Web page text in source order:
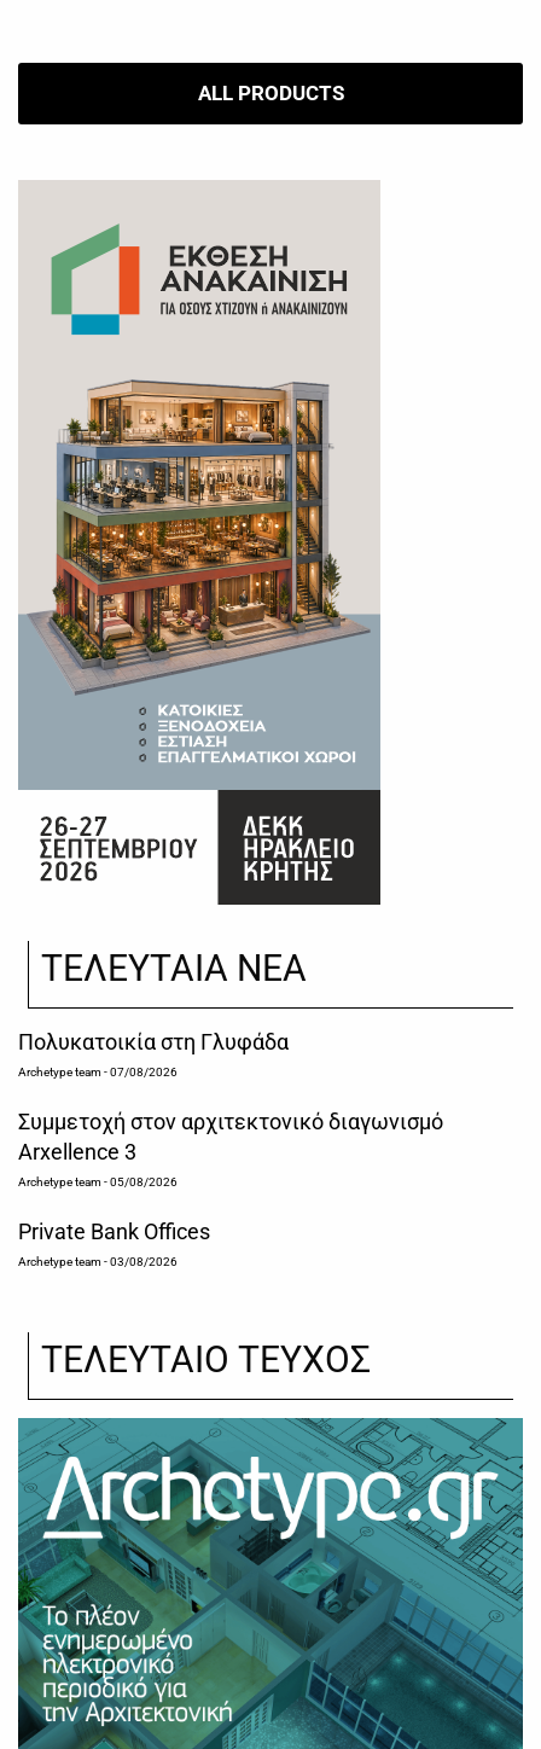
ALL PRODUCTS
ΤΕΛΕΥΤΑΙΑ ΝΕΑ
Πολυκατοικία στη Γλυφάδα
Archetype team- 07/08/2026
Συμμετοχή στον αρχιτεκτονικό διαγωνισμό
Arxellence 3
Archetype team- 05/08/2026
Private Bank Offices
Archetype team- 03/08/2026
ΤΕΛΕΥΤΑΙΟ ΤΕΥΧΟΣ